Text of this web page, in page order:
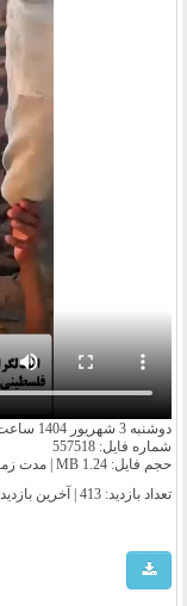
دوشنبه 3 شهریور 1404 ساعت 9:36
شماره فایل: 557518
حجم فایل: 1.24 MB | مدت زمان: 00:00:24
تعداد بازدید: 413 | آخرین بازدید: